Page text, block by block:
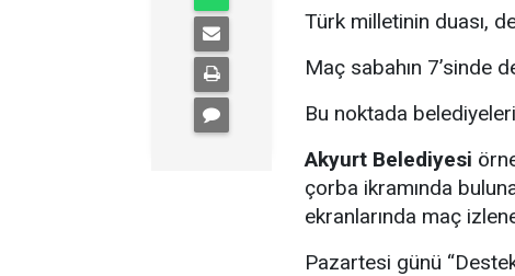
Türk milletinin duası,
Maç sabahın 7’sinde
Bu noktada
Akyurt Belediyesi
çorba ikramında
ekranlarında maç
Pazartesi günü